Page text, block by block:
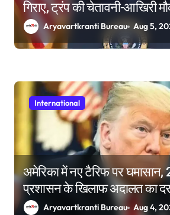
गिराए, ट्रंप की चेतावनी-आखिरी
Aryavartkranti Bureau Aug 5,
International
अमेरिका में नए टैरिफ पर घमासान,
प्रशासन के खिलाफ अदालत का
Aryavartkranti Bureau Aug 4,